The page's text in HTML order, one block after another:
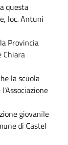
questa
loc. Antuni
Provincia
Chiara
la scuola
giovanile
di Castel